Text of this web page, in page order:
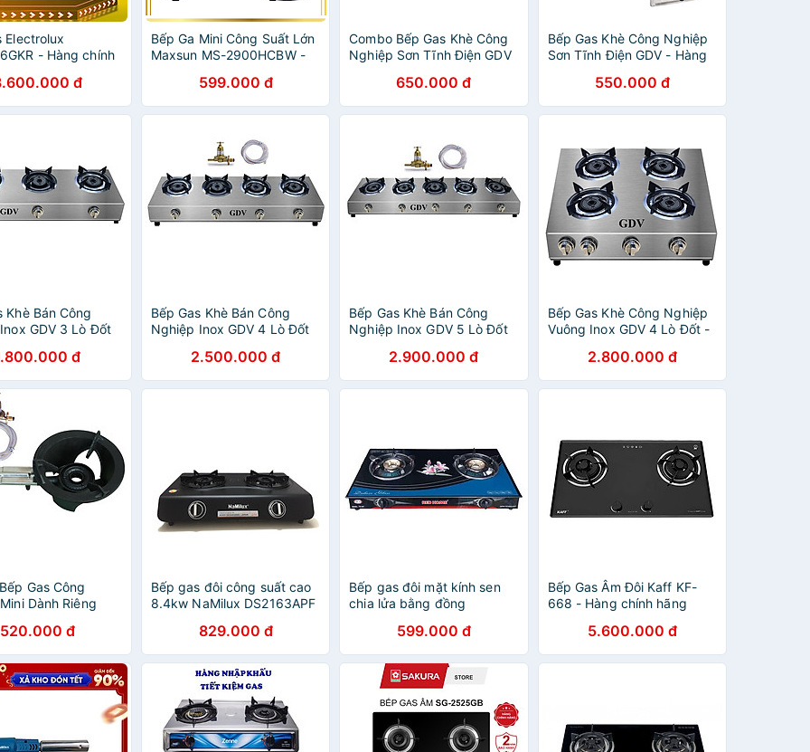
Electrolux
- Hàng chính
đ
Bếp Ga Mini Công Suất Lớn
Maxsun MS-2900HCBW -
Vòng Chắn Gió - Hàng chính
hãng - Bảo hành 12 tháng
599.000 đ
Combo Bếp Gas Khè Công
Nghiệp Sơn Tĩnh Điện GDV
650.000 đ
Bếp Gas Khè Công Nghiệp
Sơn Tĩnh Điện GDV - Hàng
550.000 đ
Khè Bán Công
GDV 3 Lò Đốt
Hãng
đ
Bếp Gas Khè Bán Công
Nghiệp Inox GDV 4 Lò Đốt
Hàng Chính Hãng
2.500.000 đ
Bếp Gas Khè Bán Công
Nghiệp Inox GDV 5 Lò Đốt
Hàng Chính Hãng
2.900.000 đ
Bếp Gas Khè Công Nghiệp
Vuông Inox GDV 4 Lò Đốt -
2.800.000 đ
Gas Công
Dành Riêng
Chính Hãng
520.000 đ
Bếp gas đôi công suất cao
8.4kw NaMilux DS2163APF
829.000 đ
Bếp gas đôi mặt kính sen
chia lửa bằng đồng
chính hãng599.000 đ
Bếp Gas Âm Đôi Kaff KF-
668 - Hàng chính hãng
5.600.000 đ